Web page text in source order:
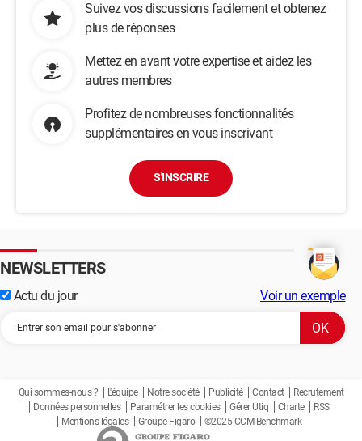
Suivez vos discussions facilement et obtenez
plus de réponses
Mettez en avant votre expertise et aidez les
autres membres
Profitez de nombreuses fonctionnalités
supplémentaires en vous inscrivant
S'INSCRIRE
NEWSLETTERS
Actu du jour Voir un exemple
Qui sommes-nous ? L'équipe Notre société Publicité Contact
Recrutement
Données personnelles
Paramétrer les cookies Gérer Utiq Charte
RSS
Mentions légales
Groupe Figaro ©2025 CCM Benchmark